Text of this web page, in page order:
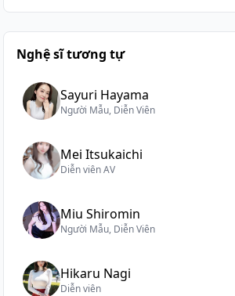
Nghệ sĩ tương tự
Sayuri Hayama
Người Mẫu, Diễn Viên
Mei Itsukaichi
Diễn viên AV
Miu Shiromin
Người Mẫu, Diễn Viên
Hikaru Nagi
Diễn viên